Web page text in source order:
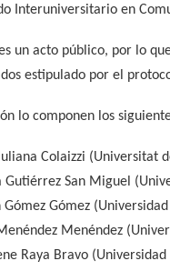
Interuniversitario en
un acto público, por lo
estipulado por el
lo componen los
Colaizzi (Universitat
Gutiérrez San Miguel
Gómez Gómez
Menéndez
Raya Bravo (Universidad